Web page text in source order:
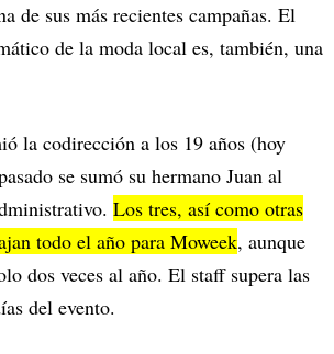
de sus más recientes campañas. El
de la moda local es, también, una
la codirección a los 19 años (hoy
se sumó su hermano Juan al
Los tres, así como otras
todo el año para Moweek, aunque
dos veces al año. El staff supera las
del evento.